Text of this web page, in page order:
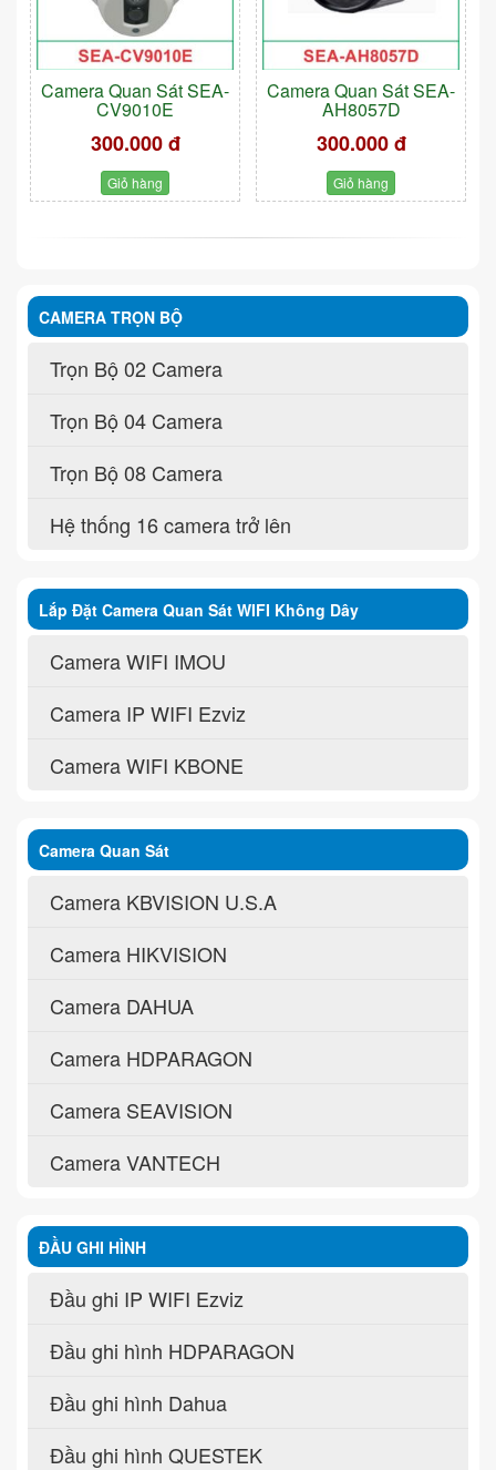
Camera Quan Sát SEA-
CV9010E
300.000 đ
Giỏ hàng
Camera Quan Sát SEA-
AH8057D
300.000 đ
Giỏ hàng
CAMERA TRỌN BỘ
Trọn Bộ 02 Camera
Trọn Bộ 04 Camera
Trọn Bộ 08 Camera
Hệ thống 16 camera trở lên
Lắp Đặt Camera Quan Sát WIFI Không Dây
Camera WIFI IMOU
Camera IP WIFI Ezviz
Camera WIFI KBONE
Camera Quan Sát
Camera KBVISION U.S.A
Camera HIKVISION
Camera DAHUA
Camera HDPARAGON
Camera SEAVISION
Camera VANTECH
ĐẦU GHI HÌNH
Đầu ghi IP WIFI Ezviz
Đầu ghi hình HDPARAGON
Đầu ghi hình Dahua
Đầu ghi hình QUESTEK